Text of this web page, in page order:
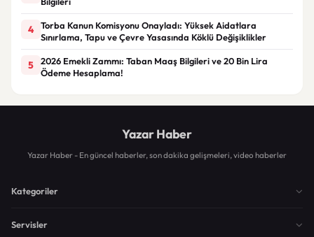
4
Torba Kanun Komisyonu Onayladı: Yüksek Aidatlara
Sınırlama, Tapu ve Çevre Yasasında Köklü Değişiklikler
5
2026 Emekli Zammı: Taban Maaş Bilgileri ve 20 Bin Lira
Ödeme Hesaplama!
Yazar Haber
Yazar Haber - En güncel haberler, son dakika gelişmeleri, video haberler
Kategoriler
Servisler